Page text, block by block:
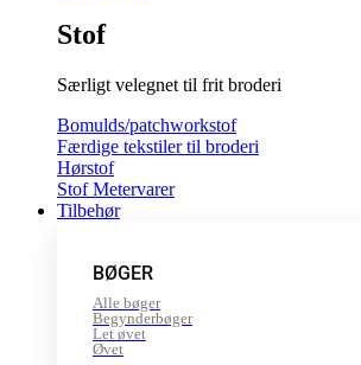
Stof
Særligt velegnet til frit broderi
Bomulds/patchworkstof
Færdige tekstiler til broderi
Hørstof
Stof Metervarer
Tilbehør
BØGER
Alle bøger
Begynderbøger
Let øvet
Øvet